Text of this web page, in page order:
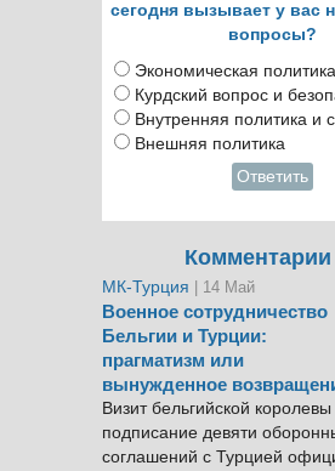
сегодня вызывает у вас
вопросы?
Экономическая политика
Курдский вопрос и
Внутренняя политика и
Внешняя политика
Ответить
МК-Турция | 14 Май
Военное сотрудничество
Бельгии и Турции:
прагматизм или
вынужденное
Визит бельгийской
подписание девяти
соглашений с Турцией